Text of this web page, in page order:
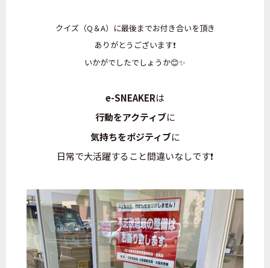
クイズ（Q＆A）に最後までお付き合いを頂き
ありがとうございます❗
いかがでしたでしょうか😊✨
e-SNEAKERは
行動をアクティブに
気持ちをポジティブに
日常で大活躍すること間違いなしです❗